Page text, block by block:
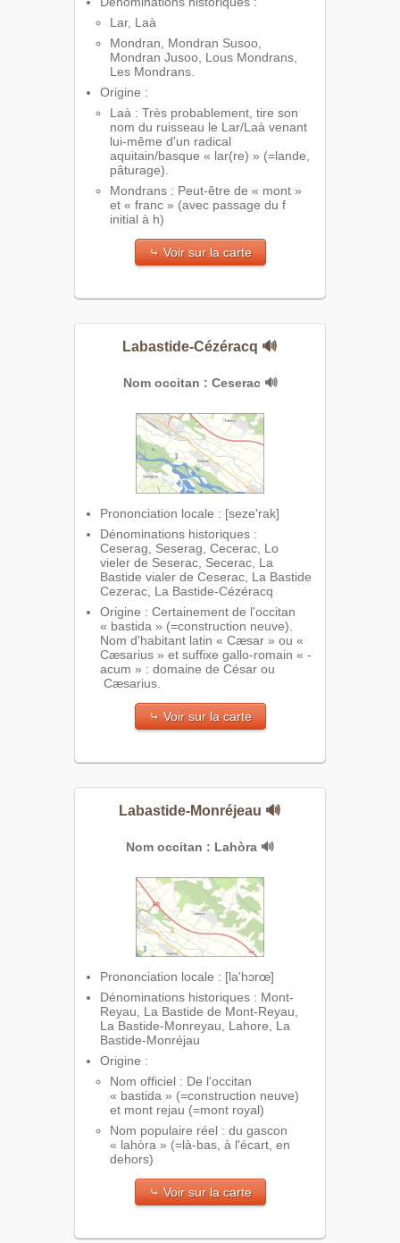
Lar, Laà
Mondran, Mondran Susoo,
Mondran Jusoo, Lous Mondrans,
Les Mondrans.
Origine :
Laà : Très probablement, tire son
nom du ruisseau le Lar/Laà venant
lui-même d'un radical
aquitain/basque « lar(re) » (=lande,
pâturage).
Mondrans : Peut-être de « mont »
et « franc » (avec passage du f
initial à h)
⤷ Voir sur la carte
Labastide-Cézéracq 🔊
Nom occitan : Ceserac 🔊
Prononciation locale : [seze'rak]
Dénominations historiques :
Ceserag, Seserag, Cecerac, Lo
vieler de Seserac, Secerac, La
Bastide vialer de Ceserac, La Bastide
Cezerac, La Bastide-Cézéracq
Origine : Certainement de l'occitan
« bastida » (=construction neuve).
Nom d'habitant latin « Cæsar » ou «
Cæsarius » et suffixe gallo-romain « -
acum » : domaine de César ou
Cæsarius.
⤷ Voir sur la carte
Labastide-Monréjeau 🔊
Nom occitan : Lahòra 🔊
Prononciation locale : [la'hɔrœ]
Dénominations historiques : Mont-
Reyau, La Bastide de Mont-Reyau,
La Bastide-Monreyau, Lahore, La
Bastide-Monréjau
Origine :
Nom officiel : De l'occitan
« bastida » (=construction neuve)
et mont rejau (=mont royal)
Nom populaire réel : du gascon
« lahòra » (=là-bas, à l'écart, en
dehors)
⤷ Voir sur la carte